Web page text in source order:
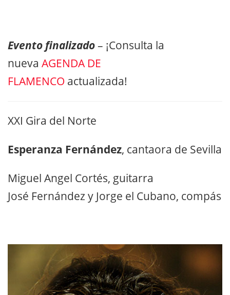
Evento finalizado– ¡Consulta la
nueva AGENDA DE
FLAMENCO actualizada!
XXI Gira del Norte
Esperanza Fernández, cantaora de Sevilla
Miguel Angel Cortés, guitarra
José Fernández y Jorge el Cubano, compás